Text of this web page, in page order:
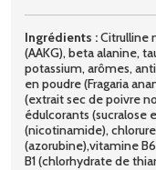
Ingrédients :Citrulline
(AAKG), beta alanine,
potassium, arômes,
en poudre (Fragaria
(extrait sec de poivre
édulcorants (sucralose
(nicotinamide),
(azorubine),vitamine
B1 (chlorhydrate de